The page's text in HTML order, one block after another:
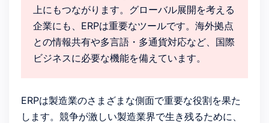
上にもつながります。グローバル展開を考える
企業にも、ERPは重要なツールです。海外拠点
との情報共有や多言語・多通貨対応など、国際
ビジネスに必要な機能を備えています。
ERPは製造業のさまざまな側面で重要な役割を果た
します。競争が激しい製造業界で生き残るために、